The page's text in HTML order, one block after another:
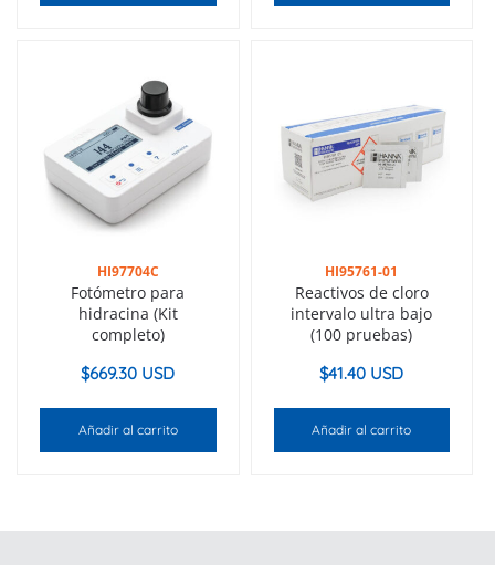
HI97704C
Fotómetro para
hidracina (Kit
completo)
$669.30 USD
Añadir al carrito
HI95761-01
Reactivos de cloro
intervalo ultra bajo
(100 pruebas)
$41.40 USD
Añadir al carrito